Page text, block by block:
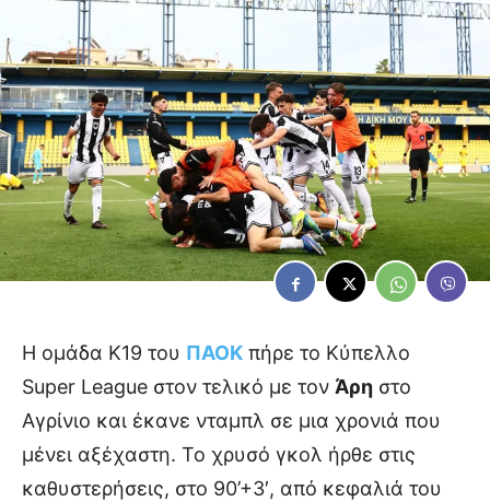
Η ομάδα Κ19 του ΠΑΟΚ πήρε το Κύπελλο
Super League στον τελικό με τον Άρη στο
Αγρίνιο και έκανε νταμπλ σε μια χρονιά που
μένει αξέχαστη. Το χρυσό γκολ ήρθε στις
καθυστερήσεις, στο 90’+3′, από κεφαλιά του